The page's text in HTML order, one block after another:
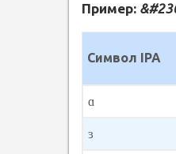
Пример:
Символ IPA
ɑ
ɜ